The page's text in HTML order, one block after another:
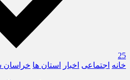
25
خانه اجتماعی اخبار استان ها خراسان